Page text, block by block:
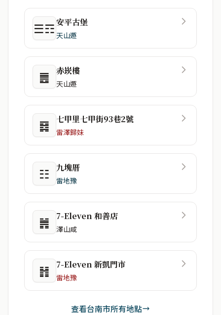
☰☶安平古堡
天山遯
䷌ 赤崁樓
天山遯
䷿ 七甲里七甲街93巷2號
雷澤歸妹
☷ 九塊厝
雷地豫
䷞ 7-Eleven 和善店
澤山咸
䷏ 7-Eleven 新凱門市
雷地豫
查看台南市所有地點